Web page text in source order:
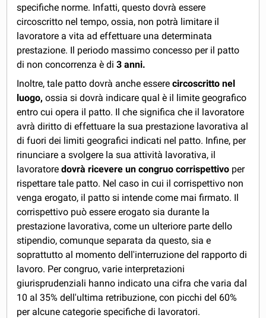
specifiche norme. Infatti, questo dovrà essere
circoscritto nel tempo, ossia, non potrà limitare il
lavoratore a vita ad effettuare una determinata
prestazione. Il periodo massimo concesso per il patto
di non concorrenza è di3 anni.
Inoltre, tale patto dovrà anche essere circoscritto nel
luogo, ossia si dovrà indicare qual è il limite geografico
entro cui opera il patto. Il che significa che il lavoratore
avrà diritto di effettuare la sua prestazione lavorativa al
di fuori dei limiti geografici indicati nel patto. Infine, per
rinunciare a svolgere la sua attività lavorativa, il
lavoratoredovrà ricevere un congruo corrispettivo per
rispettare tale patto. Nel caso in cui il corrispettivo non
venga erogato, il patto si intende come mai firmato. Il
corrispettivo può essere erogato sia durante la
prestazione lavorativa, come un ulteriore parte dello
stipendio, comunque separata da questo, sia e
soprattutto al momento dell'interruzione del rapporto di
lavoro. Per congruo, varie interpretazioni
giurisprudenziali hanno indicato una cifra che varia dal
10 al 35% dell'ultima retribuzione, con picchi del 60%
per alcune categorie specifiche di lavoratori.